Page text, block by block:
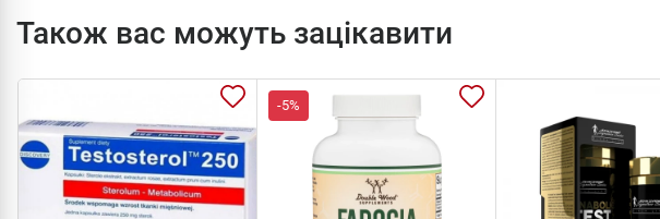
Також вас можуть зацікавити
-5%